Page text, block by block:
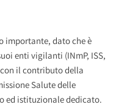
importante, dato che è
enti vigilanti (INmP, ISS,
con il contributo della
Salute delle
ed istituzionale dedicato.